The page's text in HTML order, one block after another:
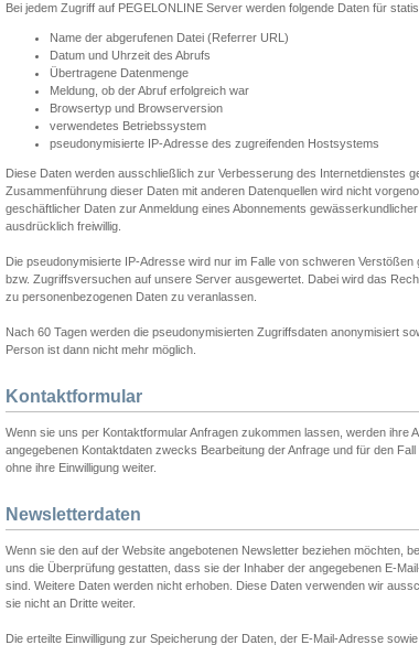
Bei jedem Zugriff auf PEGELONLINE Server werden folgende Daten für
Name der abgerufenen Datei (Referrer URL)
Datum und Uhrzeit des Abrufs
Übertragene Datenmenge
Meldung, ob der Abruf erfolgreich war
Browsertyp und Browserversion
verwendetes Betriebssystem
pseudonymisierte IP-Adresse des zugreifenden Hostsystems
Diese Daten werden ausschließlich zur Verbesserung des Internetdienstes
Zusammenführung dieser Daten mit anderen Datenquellen wird nicht
geschäftlicher Daten zur Anmeldung eines Abonnements
ausdrücklich freiwillig.
Die pseudonymisierte IP-Adresse wird nur im Falle von schweren
bzw. Zugriffsversuchen auf unsere Server ausgewertet. Dabei wird das
zu personenbezogenen Daten zu veranlassen.
Nach 60 Tagen werden die pseudonymisierten Zugriffsdaten anonymisiert
Person ist dann nicht mehr möglich.
Kontaktformular
Wenn sie uns per Kontaktformular Anfragen zukommen lassen, werden ihre
angegebenen Kontaktdaten zwecks Bearbeitung der Anfrage und für den
ohne ihre Einwilligung weiter.
Newsletterdaten
Wenn sie den auf der Website angebotenen Newsletter beziehen möchten,
uns die Überprüfung gestatten, dass sie der Inhaber der angegebenen E-
sind. Weitere Daten werden nicht erhoben. Diese Daten verwenden wir
sie nicht an Dritte weiter.
Die erteilte Einwilligung zur Speicherung der Daten, der E-Mail-Adresse